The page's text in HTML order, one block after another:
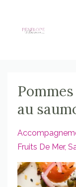
au
Fruits De Mer